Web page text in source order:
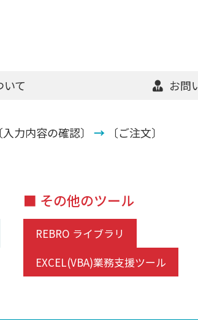
いて お問
入力内容の確認〕 → 〔ご注文〕
■ その他のツール
REBRO ライブラリ
EXCEL(VBA)業務支援ツール